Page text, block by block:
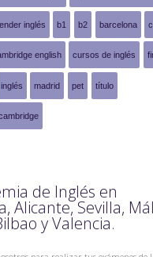
inglés b1 b2 barcelona
english cursos de inglés
inglés madrid pet título
de Inglés en
Alicante, Sevilla,
y Valencia.